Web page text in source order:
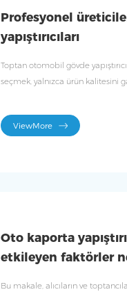
Profesyonel
yapıştırıcıları
Toptan otomobil gövde
seçmek, yalnızca ürün kalitesini
ViewMore
Oto kaporta
etkileyen faktörler
Bu makale, alıcıların ve